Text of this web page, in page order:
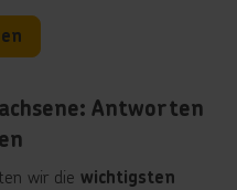
Antworten
wir die wichtigsten